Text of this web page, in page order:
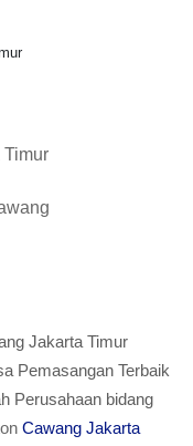
Jakarta Timur
Pemasangan Terbaik
Perusahaan bidang
Cawang Jakarta